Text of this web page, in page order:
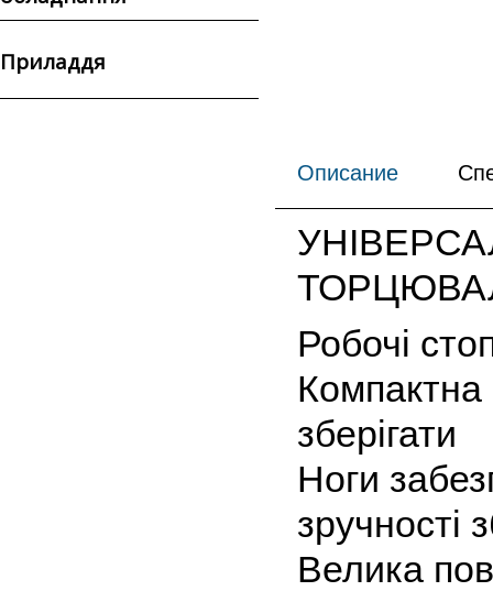
Приладдя
Описание
Робочі
Компактна
зберігати
Ноги
зручності
Велика